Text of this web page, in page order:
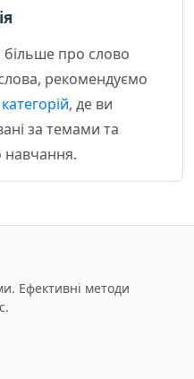
більше про слово
рекомендуємо
, де ви
за темами та
навчання.
Ефективні методи